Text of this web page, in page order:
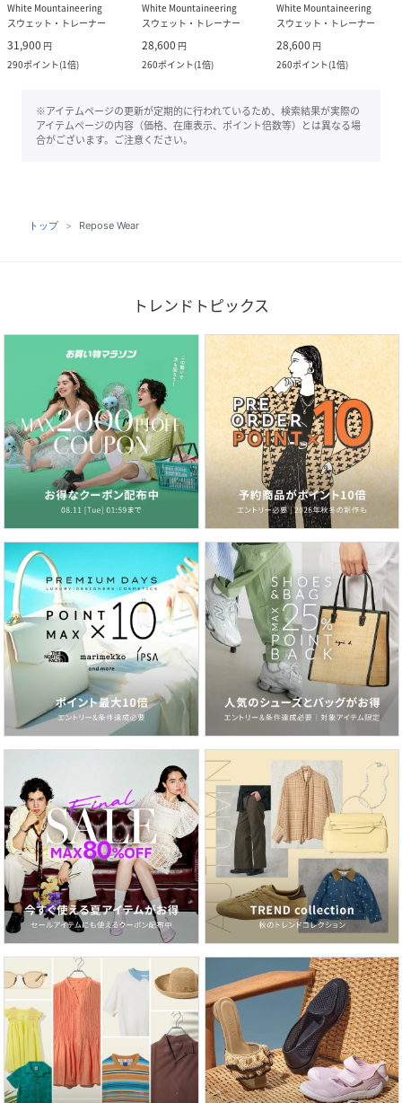
White Mountaineering
スウェット・トレーナー
31,900 円
290ポイント(1倍)
White Mountaineering
スウェット・トレーナー
28,600 円
260ポイント(1倍)
White Mountaineering
スウェット・トレーナー
28,600 円
260ポイント(1倍)
※アイテムページの更新が定期的に行われているため、検索結果が実際の
アイテムページの内容（価格、在庫表示、ポイント倍数等）とは異なる場
合がございます。ご注意ください。
トップ Repose Wear
トレンドトピックス